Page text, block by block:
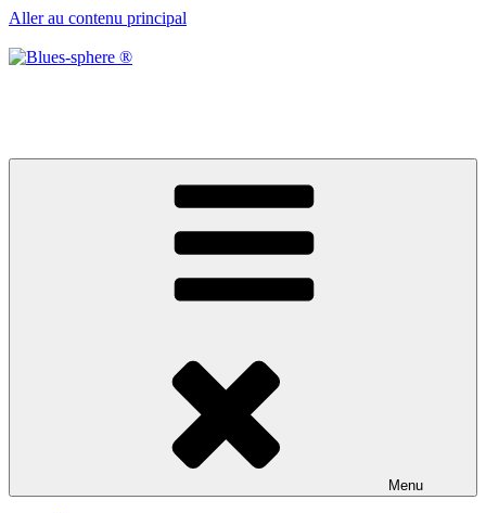
Aller au contenu principal
Menu